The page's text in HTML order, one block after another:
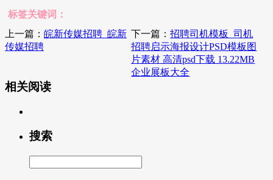
标签关键词：
上一篇： 皖新传媒招聘_皖新
传媒招聘
下一篇：招聘司机模板_司机
招聘启示海报设计PSD模板图
片素材 高清psd下载 13.22MB
企业展板大全
相关阅读
搜索